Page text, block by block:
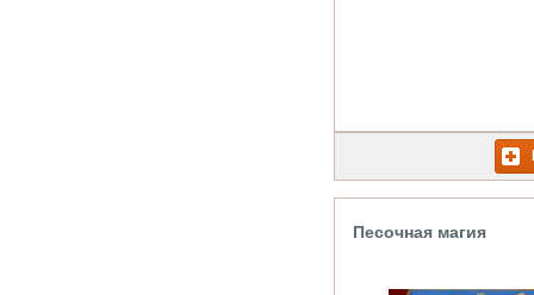
Песочная магия